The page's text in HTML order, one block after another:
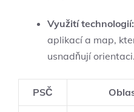
Využití technologií:
aplikací a map,
usnadňují orientaci.
PSČ